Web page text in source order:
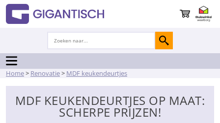
Home> Renovatie> MDF keukendeurtjes
MDF KEUKENDEURTJES OP MAAT:
SCHERPE PRIJZEN!